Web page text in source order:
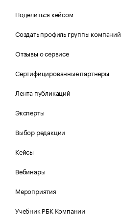
Поделиться кейсом
Создать профиль группы компаний
Отзывы о сервисе
Сертифицированные партнеры
Лента публикаций
Эксперты
Выбор редакции
Кейсы
Вебинары
Мероприятия
Учебник РБК Компании